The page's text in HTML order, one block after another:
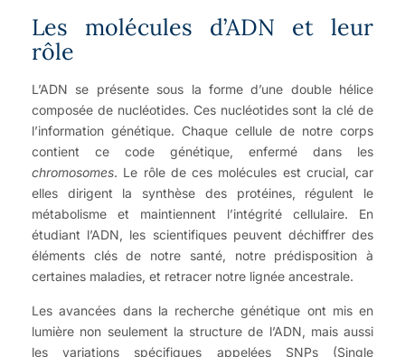
Les molécules d’ADN et leur
rôle
L’ADN se présente sous la forme d’une double hélice
composée de nucléotides. Ces nucléotides sont la clé de
l’information génétique. Chaque cellule de notre corps
contient ce code génétique, enfermé dans les
chromosomes. Le rôle de ces molécules est crucial, car
elles dirigent la synthèse des protéines, régulent le
métabolisme et maintiennent l’intégrité cellulaire. En
étudiant l’ADN, les scientifiques peuvent déchiffrer des
éléments clés de notre santé, notre prédisposition à
certaines maladies, et retracer notre lignée ancestrale.
Les avancées dans la recherche génétique ont mis en
lumière non seulement la structure de l’ADN, mais aussi
les variations spécifiques appelées SNPs (Single